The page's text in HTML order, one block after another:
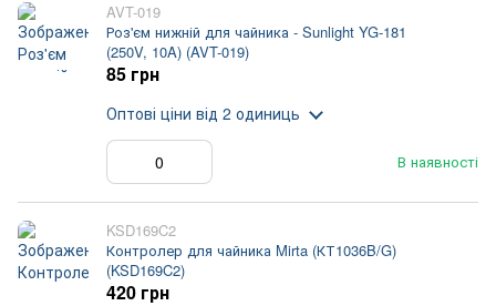
AVT-019
Роз'єм нижній для чайника - Sunlight YG-181
(250V, 10A) (AVT-019)
В наявності
85 грн
Оптові ціни від 2 одиниць
KSD169C2
Контролер для чайника Mirta (КТ1036B/G)
(KSD169C2)
420 грн